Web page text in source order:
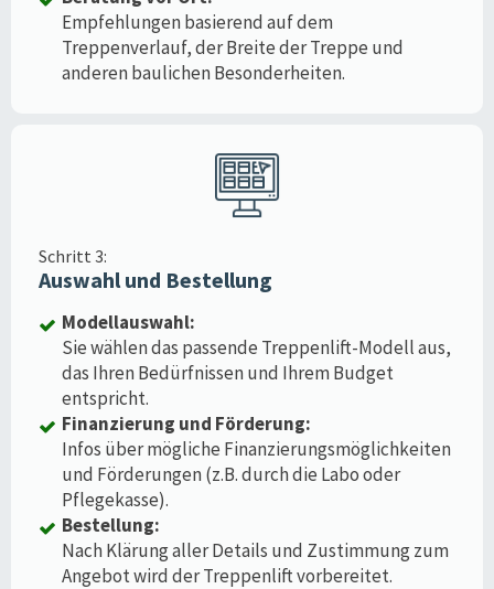
Empfehlungen basierend auf dem
Treppenverlauf, der Breite der Treppe und
anderen baulichen Besonderheiten.
Schritt 3:
Auswahl und Bestellung
Modellauswahl:
Sie wählen das passende Treppenlift-Modell aus,
das Ihren Bedürfnissen und Ihrem Budget
entspricht.
Finanzierung und Förderung:
Infos über mögliche Finanzierungsmöglichkeiten
und Förderungen (z.B. durch die Labo oder
Pflegekasse).
Bestellung:
Nach Klärung aller Details und Zustimmung zum
Angebot wird der Treppenlift vorbereitet.